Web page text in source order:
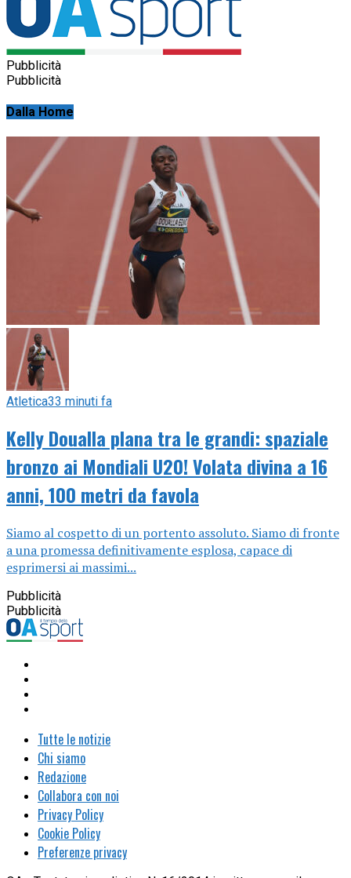
Pubblicità
Pubblicità
Dalla Home
Atletica33 minuti fa
Kelly Doualla plana tra le grandi: spaziale
bronzo ai Mondiali U20! Volata divina a 16
anni, 100 metri da favola
Siamo al cospetto di un portento assoluto. Siamo di fronte
a una promessa definitivamente esplosa, capace di
esprimersi ai massimi...
Pubblicità
Pubblicità
Tutte le notizie
Chi siamo
Redazione
Collabora con noi
Privacy Policy
Cookie Policy
Preferenze privacy